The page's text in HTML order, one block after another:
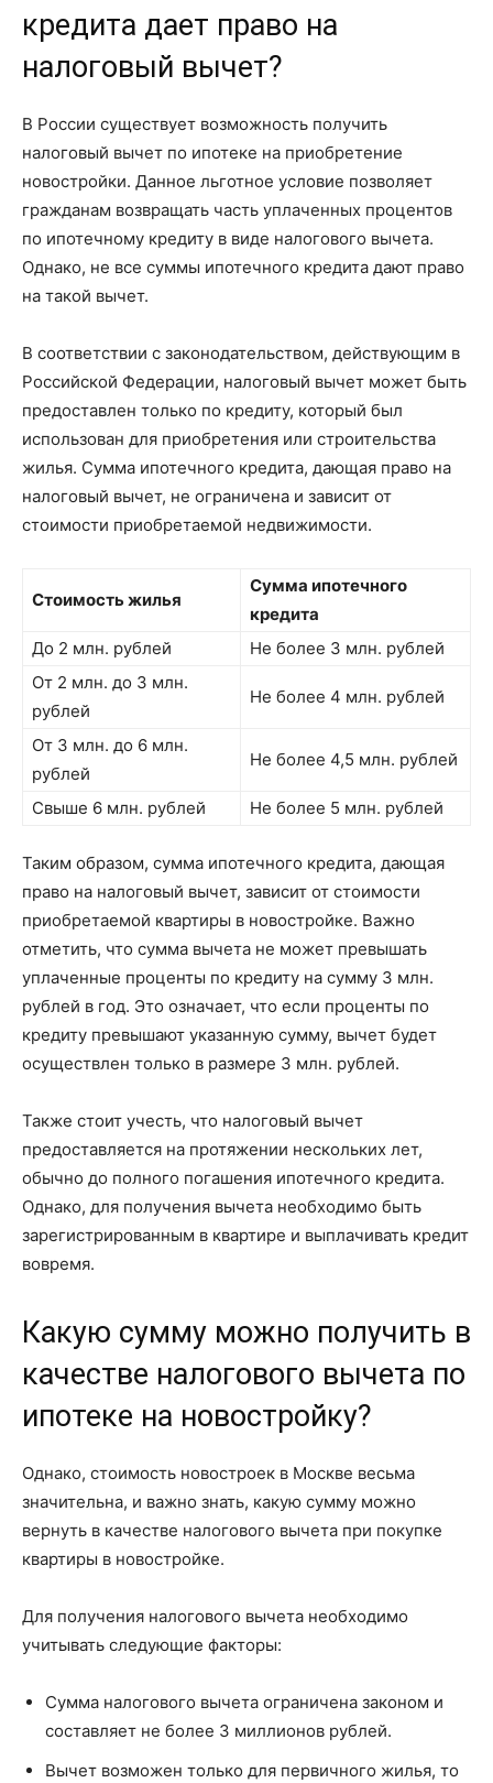
кредита дает право на
налоговый вычет?
В России существует возможность получить
налоговый вычет по ипотеке на приобретение
новостройки. Данное льготное условие позволяет
гражданам возвращать часть уплаченных процентов
по ипотечному кредиту в виде налогового вычета.
Однако, не все суммы ипотечного кредита дают право
на такой вычет.
В соответствии с законодательством, действующим в
Российской Федерации, налоговый вычет может быть
предоставлен только по кредиту, который был
использован для приобретения или строительства
жилья. Сумма ипотечного кредита, дающая право на
налоговый вычет, не ограничена и зависит от
стоимости приобретаемой недвижимости.
Стоимость жилья
Сумма ипотечного
кредита
До 2 млн. рублей
Не более 3 млн. рублей
От 2 млн. до 3 млн.
рублей
Не более 4 млн. рублей
От 3 млн. до 6 млн.
рублей
Не более 4,5 млн. рублей
Свыше 6 млн. рублей Не более 5 млн. рублей
Таким образом, сумма ипотечного кредита, дающая
право на налоговый вычет, зависит от стоимости
приобретаемой квартиры в новостройке. Важно
отметить, что сумма вычета не может превышать
уплаченные проценты по кредиту на сумму 3 млн.
рублей в год. Это означает, что если проценты по
кредиту превышают указанную сумму, вычет будет
осуществлен только в размере 3 млн. рублей.
Также стоит учесть, что налоговый вычет
предоставляется на протяжении нескольких лет,
обычно до полного погашения ипотечного кредита.
Однако, для получения вычета необходимо быть
зарегистрированным в квартире и выплачивать кредит
вовремя.
Какую сумму можно получить в
качестве налогового вычета по
ипотеке на новостройку?
Однако, стоимость новостроек в Москве весьма
значительна, и важно знать, какую сумму можно
вернуть в качестве налогового вычета при покупке
квартиры в новостройке.
Для получения налогового вычета необходимо
учитывать следующие факторы:
Сумма налогового вычета ограничена законом и
составляет не более 3 миллионов рублей.
Вычет возможен только для первичного жилья, то